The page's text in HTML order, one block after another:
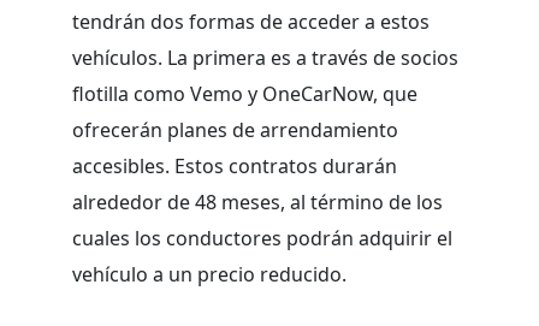
tendrán dos formas de acceder a estos
vehículos. La primera es a través de socios
flotilla como Vemo y OneCarNow, que
ofrecerán planes de arrendamiento
accesibles. Estos contratos durarán
alrededor de 48 meses, al término de los
cuales los conductores podrán adquirir el
vehículo a un precio reducido.